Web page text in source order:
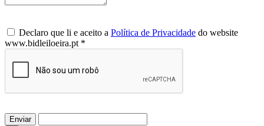
Declaro que li e aceito a Política de Privacidade do website
www.bidleiloeira.pt *
Enviar